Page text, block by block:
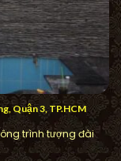
Quận 3, TP.HCM
trình tượng đài